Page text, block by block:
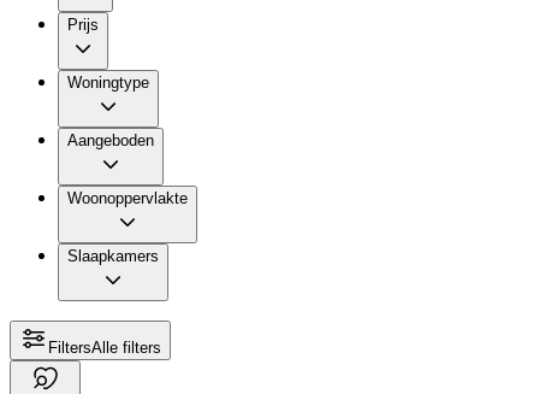
Prijs
Woningtype
Aangeboden
Woonoppervlakte
Slaapkamers
FiltersAlle filters